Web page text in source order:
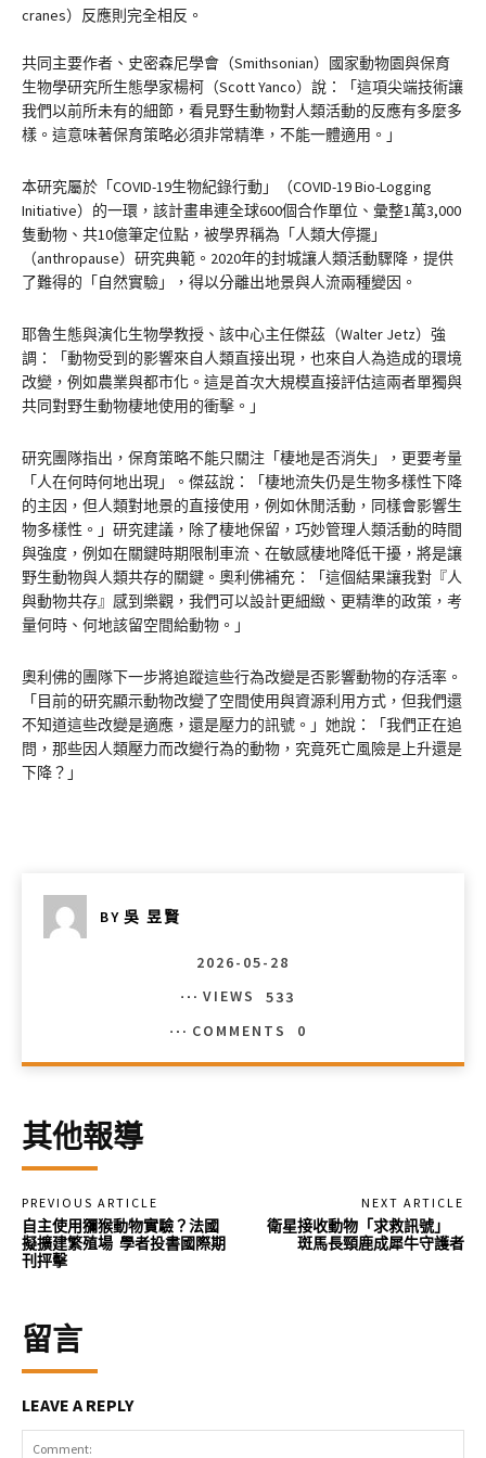
cranes）反應則完全相反。
共同主要作者、史密森尼學會（Smithsonian）國家動物園與保育
生物學研究所生態學家楊柯（Scott Yanco）說：「這項尖端技術讓
我們以前所未有的細節，看見野生動物對人類活動的反應有多麼多
樣。這意味著保育策略必須非常精準，不能一體適用。」
本研究屬於「COVID-19生物紀錄行動」（COVID-19 Bio-Logging
Initiative）的一環，該計畫串連全球600個合作單位、彙整1萬3,000
隻動物、共10億筆定位點，被學界稱為「人類大停擺」
（anthropause）研究典範。2020年的封城讓人類活動驟降，提供
了難得的「自然實驗」，得以分離出地景與人流兩種變因。
耶魯生態與演化生物學教授、該中心主任傑茲（Walter Jetz）強
調：「動物受到的影響來自人類直接出現，也來自人為造成的環境
改變，例如農業與都市化。這是首次大規模直接評估這兩者單獨與
共同對野生動物棲地使用的衝擊。」
研究團隊指出，保育策略不能只關注「棲地是否消失」，更要考量
「人在何時何地出現」。傑茲說：「棲地流失仍是生物多樣性下降
的主因，但人類對地景的直接使用，例如休閒活動，同樣會影響生
物多樣性。」研究建議，除了棲地保留，巧妙管理人類活動的時間
與強度，例如在關鍵時期限制車流、在敏感棲地降低干擾，將是讓
野生動物與人類共存的關鍵。奧利佛補充：「這個結果讓我對『人
與動物共存』感到樂觀，我們可以設計更細緻、更精準的政策，考
量何時、何地該留空間給動物。」
奧利佛的團隊下一步將追蹤這些行為改變是否影響動物的存活率。
「目前的研究顯示動物改變了空間使用與資源利用方式，但我們還
不知道這些改變是適應，還是壓力的訊號。」她說：「我們正在追
問，那些因人類壓力而改變行為的動物，究竟死亡風險是上升還是
下降？」
BY 吳 昱賢
2026-05-28
VIEWS
533
COMMENTS
0
其他報導
PREVIOUS ARTICLE
自主使用獼猴動物實驗？法國
擬擴建繁殖場 學者投書國際期
刊抨擊
NEXT ARTICLE
衛星接收動物「求救訊號」
斑馬長頸鹿成犀牛守護者
留言
LEAVE A REPLY